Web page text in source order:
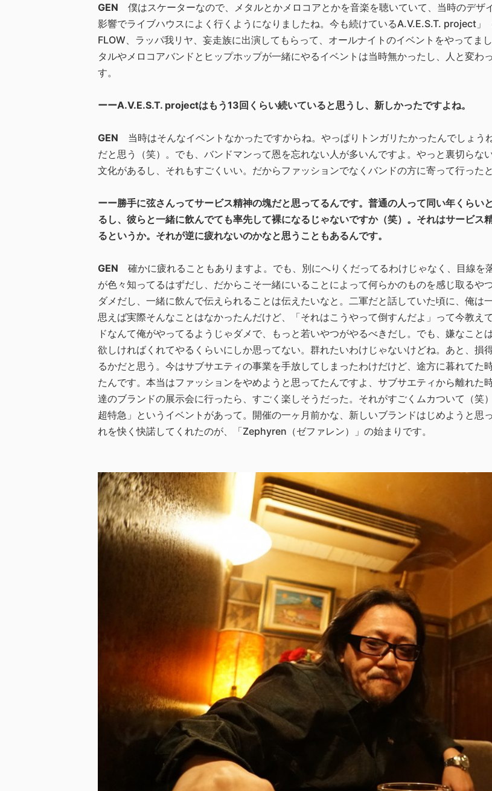
GEN 僕はスケーターなので、メタルとかメロコアとかを音楽を聴いていて、当時のデ
影響でライブハウスによく行くようになりましたね。今も続けているA.V.E.S.T. project」
FLOW、ラッパ我リヤ、妄走族に出演してもらって、オールナイトのイベントをやってま
タルやメロコアバンドとヒップホップが一緒にやるイベントは当時無かったし、人と変わ
す。
ーーA.V.E.S.T. projectはもう13回くらい続いていると思うし、新しかったですよね。
GEN 当時はそんなイベントなかったですからね。やっぱりトンガリたかったんでしょ
だと思う（笑）。でも、バンドマンって恩を忘れない人が多いんですよ。やっと裏切らな
文化があるし、それもすごくいい。だからファッションでなくバンドの方に寄って行った
ーー勝手に弦さんってサービス精神の塊だと思ってるんです。普通の人って同い年くらい
るし、彼らと一緒に飲んでても率先して裸になるじゃないですか（笑）。それはサービス
るというか。それが逆に疲れないのかなと思うこともあるんです。
GEN 確かに疲れることもありますよ。でも、別にへりくだってるわけじゃなく、目線
が色々知ってるはずだし、だからこそ一緒にいることによって何らかのものを感じ取るや
ダメだし、一緒に飲んで伝えられることは伝えたいなと。二軍だと話していた頃に、俺は
思えば実際そんなことはなかったんだけど、「それはこうやって倒すんだよ」って今教え
ドなんて俺がやってるようじゃダメで、もっと若いやつがやるべきだし。でも、嫌なこ
欲しければくれてやるくらいにしか思ってない。群れたいわけじゃないけどね。あと、損
るかだと思う。今はサブサエティの事業を手放してしまったわけだけど、途方に暮れてた
たんです。本当はファッションをやめようと思ってたんですよ、サブサエティから離れた
達のブランドの展示会に行ったら、すごく楽しそうだった。それがすごくムカついて（笑
超特急」というイベントがあって。開催の一ヶ月前かな、新しいブランドはじめようと思
れを快く快諾してくれたのが、「Zephyren（ゼファレン）」の始まりです。